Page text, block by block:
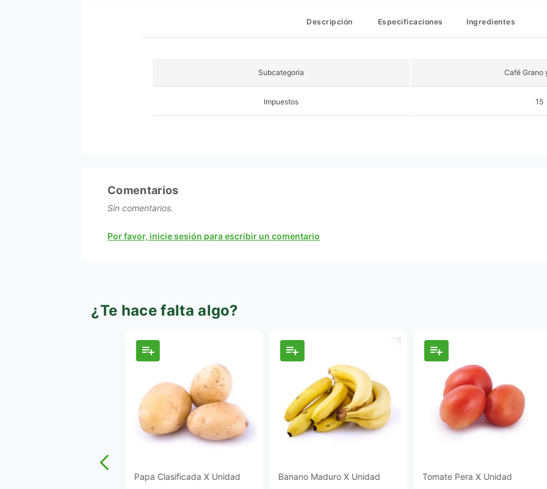
Descripción Especificaciones Ingredientes
Subcategoria Café Grano
Impuestos 15
Comentarios
Por favor, inicie sesión para escribir un comentario
Sin comentarios.
¿Te hace falta algo?
Papa Clasificada X Unidad Banano Maduro X Unidad Tomate Pera X Unidad